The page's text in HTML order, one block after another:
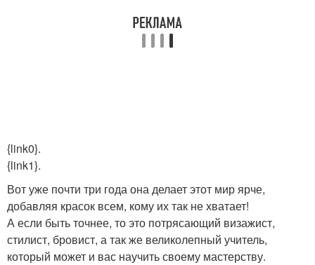
{link0}.
{link1}.
Вот уже почти три года она делает этот мир ярче,
добавляя красок всем, кому их так не хватает!
А если быть точнее, то это потрясающий визажист,
стилист, бровист, а так же великолепный учитель,
который может и вас научить своему мастерству.